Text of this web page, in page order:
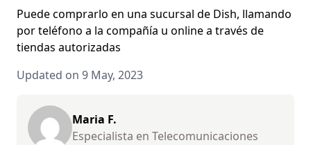
Puede comprarlo en una sucursal de Dish, llamando
por teléfono a la compañía u online a través de
tiendas autorizadas
Updated on 9 May, 2023
Maria F.
Especialista en Telecomunicaciones